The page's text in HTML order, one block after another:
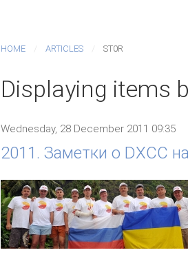
HOME ARTICLES ST0R
Displaying items
Wednesday, 28 December 2011 09:35
2011. Заметки о DXCC